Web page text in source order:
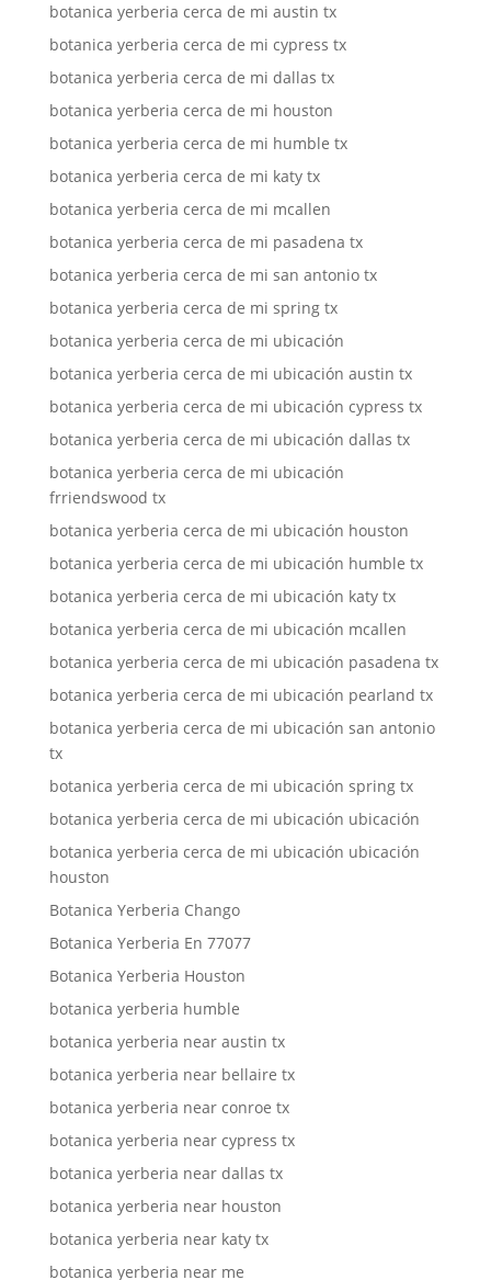
botanica yerberia cerca de mi austin tx
botanica yerberia cerca de mi cypress tx
botanica yerberia cerca de mi dallas tx
botanica yerberia cerca de mi houston
botanica yerberia cerca de mi humble tx
botanica yerberia cerca de mi katy tx
botanica yerberia cerca de mi mcallen
botanica yerberia cerca de mi pasadena tx
botanica yerberia cerca de mi san antonio tx
botanica yerberia cerca de mi spring tx
botanica yerberia cerca de mi ubicación
botanica yerberia cerca de mi ubicación austin tx
botanica yerberia cerca de mi ubicación cypress tx
botanica yerberia cerca de mi ubicación dallas tx
botanica yerberia cerca de mi ubicación
frriendswood tx
botanica yerberia cerca de mi ubicación houston
botanica yerberia cerca de mi ubicación humble tx
botanica yerberia cerca de mi ubicación katy tx
botanica yerberia cerca de mi ubicación mcallen
botanica yerberia cerca de mi ubicación pasadena tx
botanica yerberia cerca de mi ubicación pearland tx
botanica yerberia cerca de mi ubicación san antonio
tx
botanica yerberia cerca de mi ubicación spring tx
botanica yerberia cerca de mi ubicación ubicación
botanica yerberia cerca de mi ubicación ubicación
houston
Botanica Yerberia Chango
Botanica Yerberia En 77077
Botanica Yerberia Houston
botanica yerberia humble
botanica yerberia near austin tx
botanica yerberia near bellaire tx
botanica yerberia near conroe tx
botanica yerberia near cypress tx
botanica yerberia near dallas tx
botanica yerberia near houston
botanica yerberia near katy tx
botanica yerberia near me